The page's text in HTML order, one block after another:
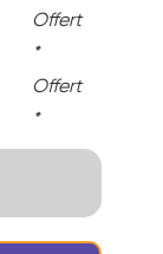
Offert
*
Offert
*